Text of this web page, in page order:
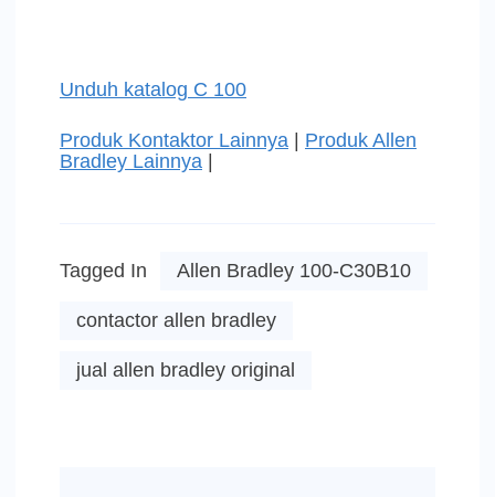
Unduh katalog C 100
Produk Kontaktor Lainnya | Produk Allen
Bradley Lainnya |
Tagged In Allen Bradley 100-C30B10
contactor allen bradley
jual allen bradley original